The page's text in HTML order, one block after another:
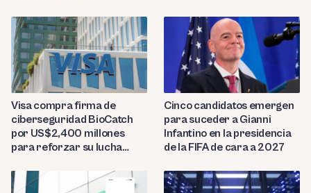
Visa compra firma de
ciberseguridad BioCatch
por US$2,400 millones
para reforzar su lucha
Cinco candidatos emergen
para suceder a Gianni
Infantino en la presidencia
de la FIFA de cara a 2027